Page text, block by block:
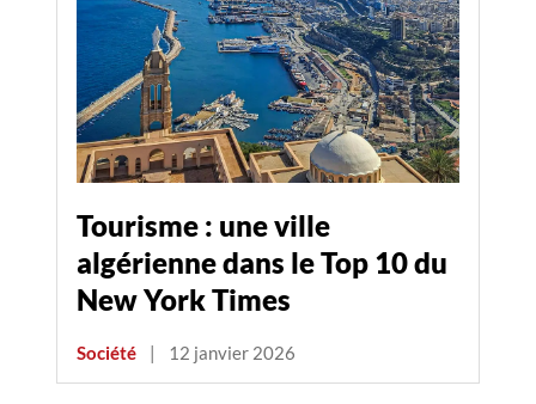
Tourisme : une ville
algérienne dans le Top 10 du
New York Times
Société | 12 janvier 2026